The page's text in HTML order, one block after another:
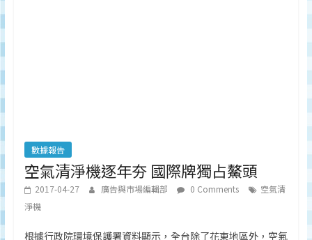
數據報告
空氣清淨機逐年夯 國際牌獨占鰲頭
2017-04-27 廣告與市場編輯部 0 Comments
空氣清
淨機
根據行政院環境保護署資料顯示，全台除了花東地區外，空氣